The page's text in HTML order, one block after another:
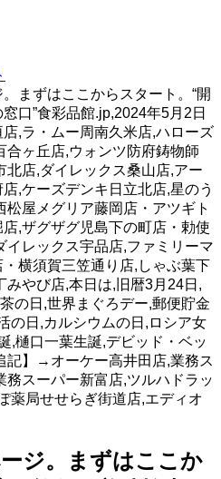
まずはここからスタート。“開
口”食彩品館.jp,2024年5月2日
,ラ・ムー周南久米店,ハローズ
合ヶ丘店,ウォンツ防府鋳物師
北店,ダイレックス桑山店,アー
,ケーズデンキ日立北店,星のう
松屋メグリア藤岡店・アツギト
,ザグザグ児島下の町店・勅使
イレックス宇品店,ファミリーマ
横須賀三笠通り店,しゃぶ葉下
みやび店,本日は,旧暦3月24日,
の日,世界まぐろデー,郵便貯金
の日,カルシウムの日,ロシア女
,樋口一葉生誕,デビッド・ベッ
記】→オーケー高井田店,業務ス
務スーパー新富店,ツルハドラッ
薬局せせらぎ街道店,エディオ
ジ。まずはここか